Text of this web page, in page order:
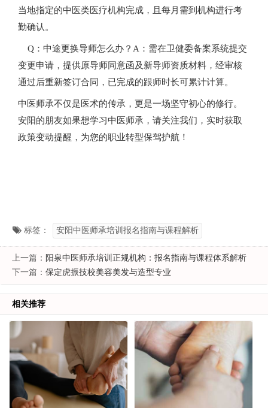
当地指定的中医类医疗机构完成，且每月需到机构进行考
勤确认。
Q：中途更换导师怎么办？A：需在卫健委备案系统提交
变更申请，提供原导师同意函及新导师资质材料，经审核
通过后重新签订合同，已完成的跟师时长可累计计算。
中医师承不仅是医术的传承，更是一场坚守初心的修行。
安阳的朋友如果想学习中医师承，请关注我们，实时获取
政策变动提醒，为您的职业转型保驾护航！
标签： 安阳中医师承培训报名指南与课程解析
上一篇： 阳泉中医师承培训正规机构：报名指南与课程体系解析
下一篇： 保定虎振技校美容美发与造型专业
相关推荐